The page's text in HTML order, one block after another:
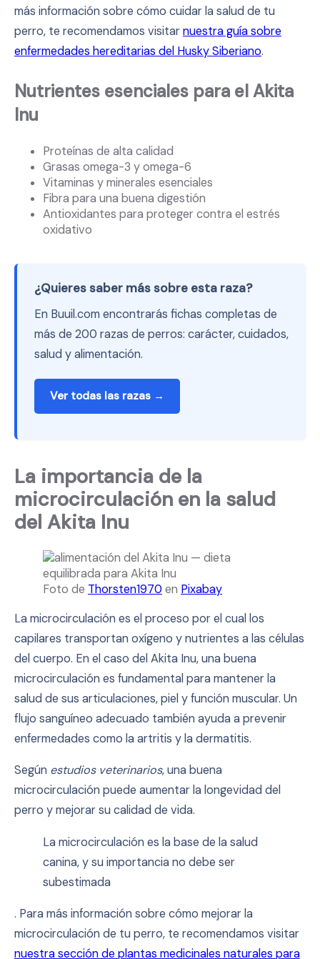
más información sobre cómo cuidar la salud de tu
perro, te recomendamos visitarnuestra guía sobre
enfermedades hereditarias del Husky Siberiano.
Nutrientes esenciales para el Akita
Inu
Proteínas de alta calidad
Grasas omega-3 y omega-6
Vitaminas y minerales esenciales
Fibra para una buena digestión
Antioxidantes para proteger contra el estrés
oxidativo
¿Quieres saber más sobre esta raza?
En Buuil.com encontrarás fichas completas de
más de 200 razas de perros: carácter, cuidados,
salud y alimentación.
Ver todas las razas →
La importancia de la
microcirculación en la salud
del Akita Inu
Foto de Thorsten1970 en Pixabay
La microcirculación es el proceso por el cual los
capilares transportan oxígeno y nutrientes a las células
del cuerpo. En el caso del Akita Inu, una buena
microcirculación es fundamental para mantener la
salud de sus articulaciones, piel y función muscular. Un
flujo sanguíneo adecuado también ayuda a prevenir
enfermedades como la artritis y la dermatitis.
Según estudios veterinarios, una buena
microcirculación puede aumentar la longevidad del
perro y mejorar su calidad de vida.
La microcirculación es la base de la salud
canina, y su importancia no debe ser
subestimada
. Para más información sobre cómo mejorar la
microcirculación de tu perro, te recomendamos visitar
nuestra sección de plantas medicinales naturales para